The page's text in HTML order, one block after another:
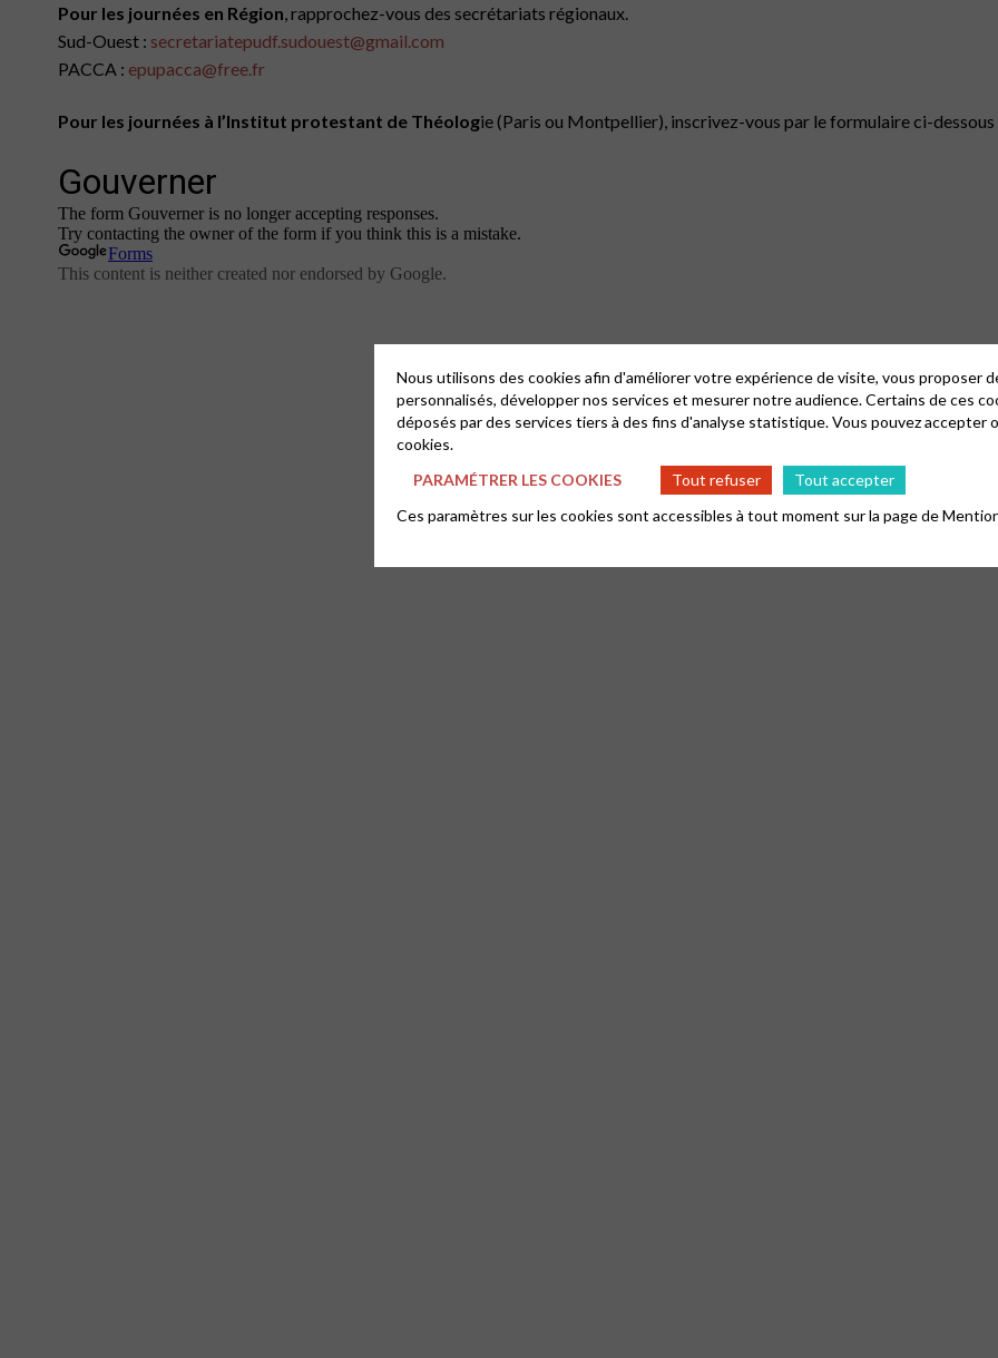
Pour les journées en Région , rapprochez-vous des secrétariats régionaux.
Sud-Ouest : secretariatepudf.sudouest@gmail.com
PACCA : epupacca@free.fr
Pour les journées à l’Institut protestant de Théologie (Paris ou Montpellier), inscrivez-vous par le formulaire ci-dessous
Nous utilisons des cookies afin d'améliorer votre expérience de visite, vous proposer
personnalisés, développer nos services et mesurer notre audience. Certains de ces
déposés par des services tiers à des fins d'analyse statistique. Vous pouvez accepter
cookies.
PARAMÉTRER LES COOKIES
Tout refuser
Tout accepter
Ces paramètres sur les cookies sont accessibles à tout moment sur la page de